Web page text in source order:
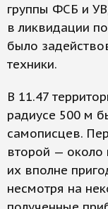
группы ФСБ и
в ликвидации
было
техники.
В 11.47
радиусе 500 м
самописцев.
второй — около
их вполне
несмотря на